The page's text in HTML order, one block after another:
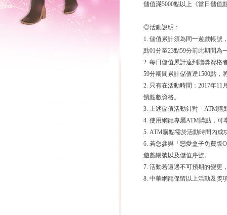
儲值滿5000點以上《當日儲值
◎活動說明：
1. 儲值累計須為同一遊戲帳號
點01分至23點59分前此期間為
2. 每日儲值累計達到贈獎資格
59分期間累計儲值達1500點，
2. 只有在活動時間：2017年11
饋點數資格。
3. 上述儲值活動針對「ATM購
4. 使用網龍專屬ATM購點，可
5. ATM購點需於活動時間內成
6. 若您參與「戀愛盒子免費版
遊戲帳號以及儲值序號。
7. 活動若遭遇不可預期的變更
8. 中華網龍保留以上活動及獎